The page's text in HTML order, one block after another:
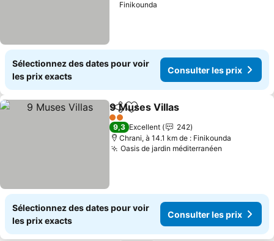
Finikounda
Sélectionnez des dates pour voir
les prix exacts
Consulter les prix
PartagerAjouter à mes favoris
9 Muses Villas
2 Étoiles
9,3 Excellent
242
Chrani, à 14.1 km de : Finikounda
Oasis de jardin méditerranéen
Sélectionnez des dates pour voir
les prix exacts
Consulter les prix